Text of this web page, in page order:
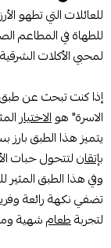
للعائلات التي تطهو
للطهاة في المطاعم
لمحبي الأكلات
إذا كنت تبحث عن طبق
الاسرة" هوالاختيار
يتميز هذا الطبق
بإتقانلتتحول حبات
وفي هذا الطبق
تضفي نكهة رائعة
لتجربةطعامشهية